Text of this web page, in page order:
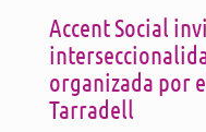
Accent Social
organizada por
Tarradell